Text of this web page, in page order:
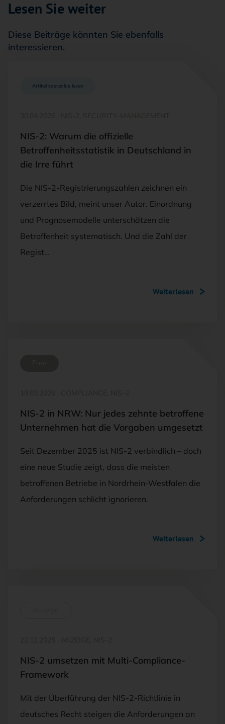
Lesen Sie weiter
Diese Beiträge könnten Sie ebenfalls
interessieren.
Artikel kostenlos lesen
NIS-2: Warum die offizielle
Betroffenheitsstatistik in Deutschland in
die Irre führt
Die NIS-2-Registrierungszahlen zeichnen ein
verzerrtes Bild, meint unser Autor. Einordnung
und Prognosemodelle unterschätzen die
Betroffenheit systematisch. Und die Zahl der
Regist…
Weiterlesen
NIS-2 in NRW: Nur jedes zehnte betroffene
Unternehmen hat die Vorgaben umgesetzt
Seit Dezember 2025 ist NIS-2 verbindlich – doch
eine neue Studie zeigt, dass die meisten
betroffenen Betriebe in Nordrhein-Westfalen die
Anforderungen schlicht ignorieren.
Weiterlesen
NIS-2 umsetzen mit Multi-Compliance-
Framework
Mit der Überführung der NIS-2-Richtlinie in
deutsches Recht steigen die Anforderungen an